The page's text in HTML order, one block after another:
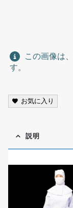
この画像は、
す。
お気に入り
説明